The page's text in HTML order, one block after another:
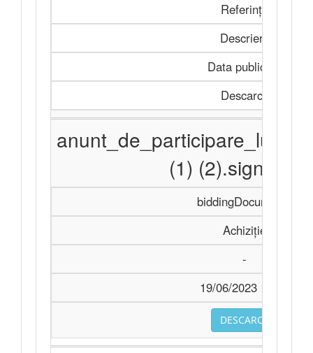
Referința
Descriere
Data publicării
Descarcă
(1)
biddingDocuments
Achiziție
-
19/06/2023 10:10
DESCARCA